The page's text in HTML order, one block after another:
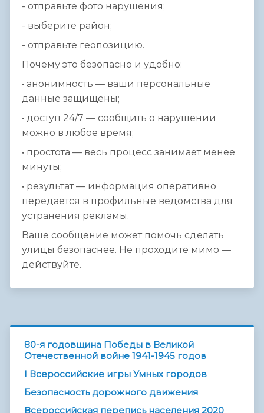
- отправьте фото нарушения;
- выберите район;
- отправьте геопозицию.
Почему это безопасно и удобно:
• анонимность — ваши персональные
данные защищены;
• доступ 24/7 — сообщить о нарушении
можно в любое время;
• простота — весь процесс занимает менее
минуты;
• результат — информация оперативно
передается в профильные ведомства для
устранения рекламы.
Ваше сообщение может помочь сделать
улицы безопаснее. Не проходите мимо —
действуйте.
80-я годовщина Победы в Великой
Отечественной войне 1941-1945 годов
I Всероссийские игры Умных городов
Безопасность дорожного движения
Всероссийская перепись населения 2020